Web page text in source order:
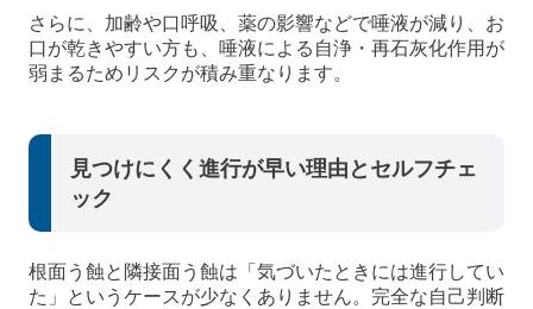
さらに、加齢や口呼吸、薬の影響などで唾液が減り、お
口が乾きやすい方も、唾液による自浄・再石灰化作用が
弱まるためリスクが積み重なります。
見つけにくく進行が早い理由とセルフチェ
ック
根面う蝕と隣接面う蝕は「気づいたときには進行してい
た」というケースが少なくありません。完全な自己判断